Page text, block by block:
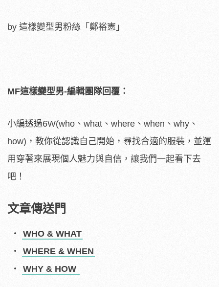
by 這樣變型男粉絲「鄭裕憲」
MF這樣變型男-編輯團隊回覆：
小編透過6W(who、what、where、when、why、
how)，教你從認識自己開始，尋找合適的服裝，並運
用穿著來展現個人魅力與自信，讓我們一起看下去
吧！
文章傳送門
WHO & WHAT
WHERE & WHEN
WHY & HOW